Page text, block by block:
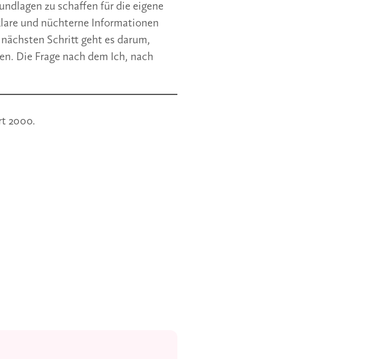
zu schaffen für die eigene
und nüchterne Informationen
Schritt geht es darum,
Die Frage nach dem Ich, nach
2000.